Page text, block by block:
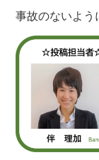
事故のないよう